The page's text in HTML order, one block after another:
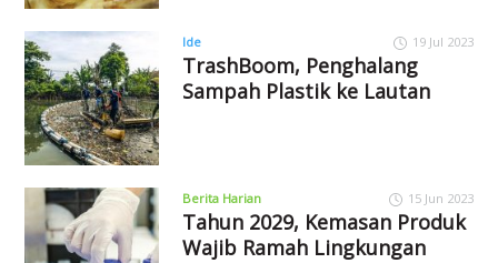
Ide 19 Jul 2023
TrashBoom, Penghalang
Sampah Plastik ke Lautan
Berita Harian 15 Jun 2023
Tahun 2029, Kemasan Produk
Wajib Ramah Lingkungan